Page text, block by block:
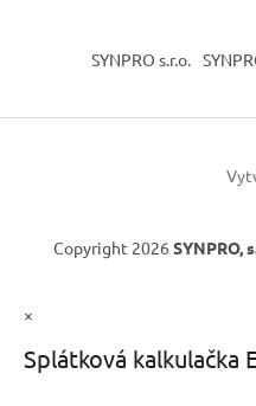
SYNPRO s.r.o.
Copyright 2026 SYNPRO,
×
Splátková kalkulačka